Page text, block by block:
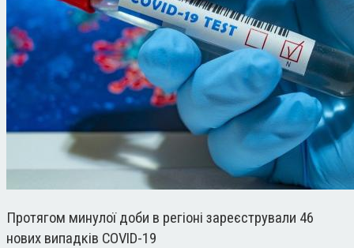
Протягом минулої доби в регіоні зареєстрували 46
нових випадків COVID-19